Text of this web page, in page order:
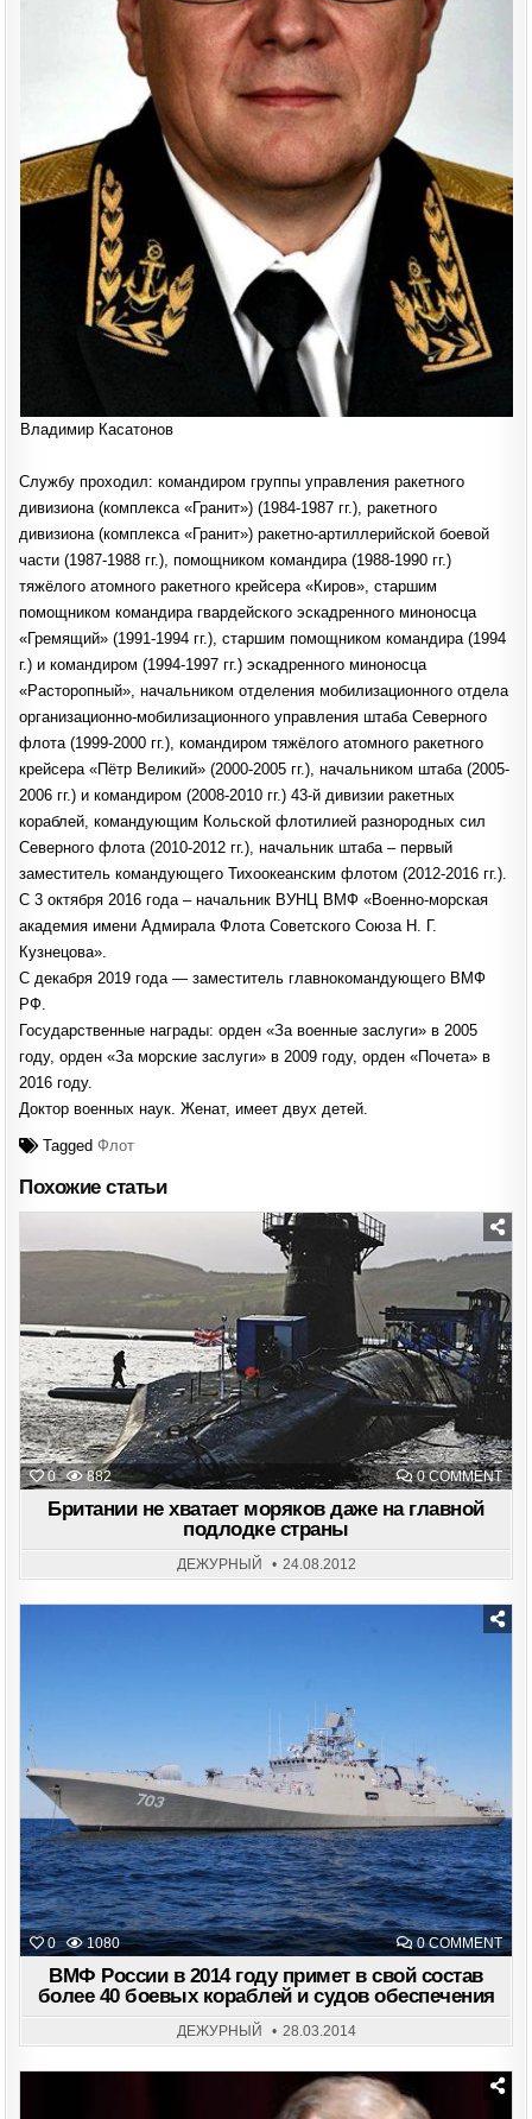
Владимир Касатонов
Службу проходил: командиром группы управления ракетного
дивизиона (комплекса «Гранит») (1984-1987 гг.), ракетного
дивизиона (комплекса «Гранит») ракетно-артиллерийской боевой
части (1987-1988 гг.), помощником командира (1988-1990 гг.)
тяжёлого атомного ракетного крейсера «Киров», старшим
помощником командира гвардейского эскадренного миноносца
«Гремящий» (1991-1994 гг.), старшим помощником командира (1994
г.) и командиром (1994-1997 гг.) эскадренного миноносца
«Расторопный», начальником отделения мобилизационного отдела
организационно-мобилизационного управления штаба Северного
флота (1999-2000 гг.), командиром тяжёлого атомного ракетного
крейсера «Пётр Великий» (2000-2005 гг.), начальником штаба (2005-
2006 гг.) и командиром (2008-2010 гг.) 43-й дивизии ракетных
кораблей, командующим Кольской флотилией разнородных сил
Северного флота (2010-2012 гг.), начальник штаба – первый
заместитель командующего Тихоокеанским флотом (2012-2016 гг.).
С 3 октября 2016 года – начальник ВУНЦ ВМФ «Военно-морская
академия имени Адмирала Флота Советского Союза Н. Г.
Кузнецова».
С декабря 2019 года — заместитель главнокомандующего ВМФ
РФ.
Государственные награды: орден «За военные заслуги» в 2005
году, орден «За морские заслуги» в 2009 году, орден «Почета» в
2016 году.
Доктор военных наук. Женат, имеет двух детей.
TaggedФлот
Похожие статьи
0 882 0 COMMENTON
Posted
in
Британии не хватает моряков даже на главной
подлодке страны
ДЕЖУРНЫЙ 24.08.2012
0 1080 0 COMMENTON
ВМФ
40
ВМФ России в 2014 году примет в свой состав
более 40 боевых кораблей и судов обеспечения
ДЕЖУРНЫЙ 28.03.2014